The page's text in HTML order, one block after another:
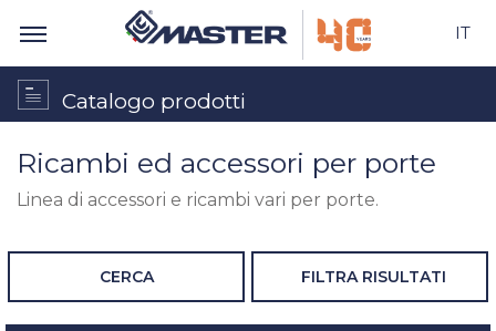
IT
Catalogo prodotti
Ricambi ed accessori per porte
Linea di accessori e ricambi vari per porte.
CERCA FILTRA RISULTATI